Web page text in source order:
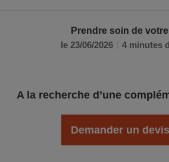
Prendre soin de
le 23/06/2026
4 minutes
A la recherche d’une
Demander un devis